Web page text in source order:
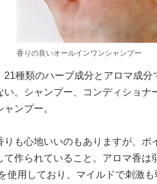
香りの良いオールインワンシャンプー
21種類のハーブ成分とアロマ成
い。シャンプー、コンディショ
ンプー。
りも心地いいのもありますが、
て作られていること。アロマ香
使用しており、マイルドで刺激も